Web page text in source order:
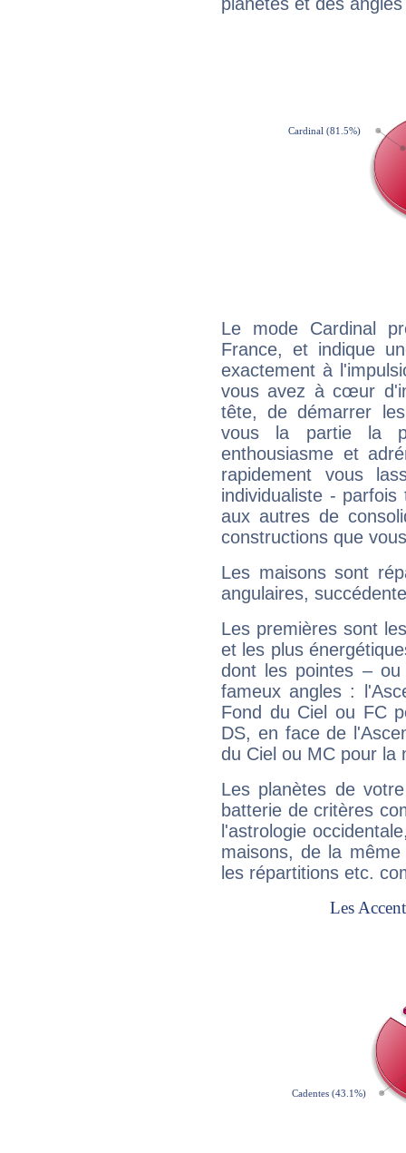
planètes et des
Le mode Cardinal
France, et indique
exactement à
vous avez à cœur
tête, de démarrer
vous la partie la
enthousiasme et
rapidement vous
individualiste -
aux autres de
constructions que
Les maisons sont
angulaires,
Les premières sont
et les plus
dont les pointes –
fameux angles :
Fond du Ciel ou FC
DS, en face de
du Ciel ou MC pour la
Les planètes de
batterie de critères
l'astrologie
maisons, de la
les répartitions etc.